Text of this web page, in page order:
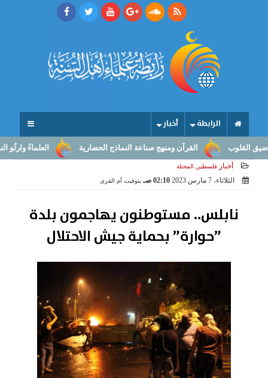
الرابطة أخبار
العلماءُ وارثُو النبوّة: القرآن ومنهج صناعة النماذج الحضارية
أخبار فلسطين المحتلة
الثلاثاء، 7 مارس 2023 02:10 صـ بتوقيت أم القرى
نابلس.. مستوطنون يهاجمون بلدة
”حوارة” بحماية جيش الاحتلال